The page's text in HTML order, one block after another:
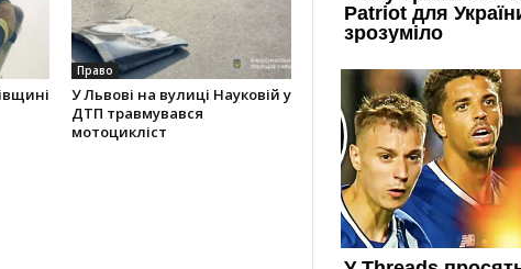
Право
У Львові на вулиці Науковій у
ДТП травмувався
мотоцикліст